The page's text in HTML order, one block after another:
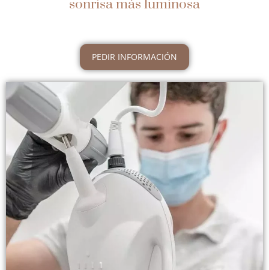
sonrisa más luminosa
PEDIR INFORMACIÓN